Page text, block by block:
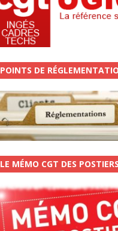
POINTS DE
LE MÉMO CGT DES